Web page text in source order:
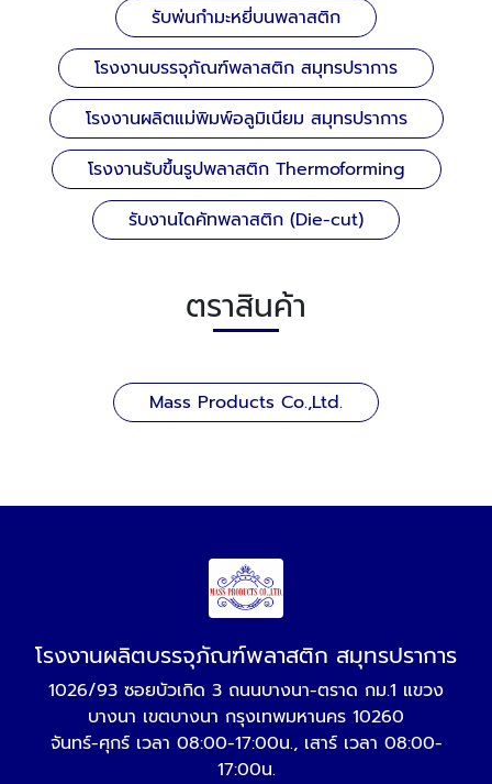
รับพ่นกำมะหยี่บนพลาสติก
โรงงานบรรจุภัณฑ์พลาสติก สมุทรปราการ
โรงงานผลิตแม่พิมพ์อลูมิเนียม สมุทรปราการ
โรงงานรับขึ้นรูปพลาสติก Thermoforming
รับงานไดคัทพลาสติก (Die-cut)
ตราสินค้า
Mass Products Co.,Ltd.
โรงงานผลิตบรรจุภัณฑ์พลาสติก สมุทรปราการ
1026/93 ซอยบัวเกิด 3 ถนนบางนา-ตราด กม.1 แขวง
บางนา เขตบางนา กรุงเทพมหานคร 10260
จันทร์-ศุกร์ เวลา 08:00-17:00น., เสาร์ เวลา 08:00-
17:00น.